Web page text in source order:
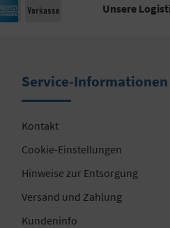
Unsere
Service-Informationen
Kontakt
Cookie-Einstellungen
Hinweise zur Entsorgung
Versand und Zahlung
Kundeninfo